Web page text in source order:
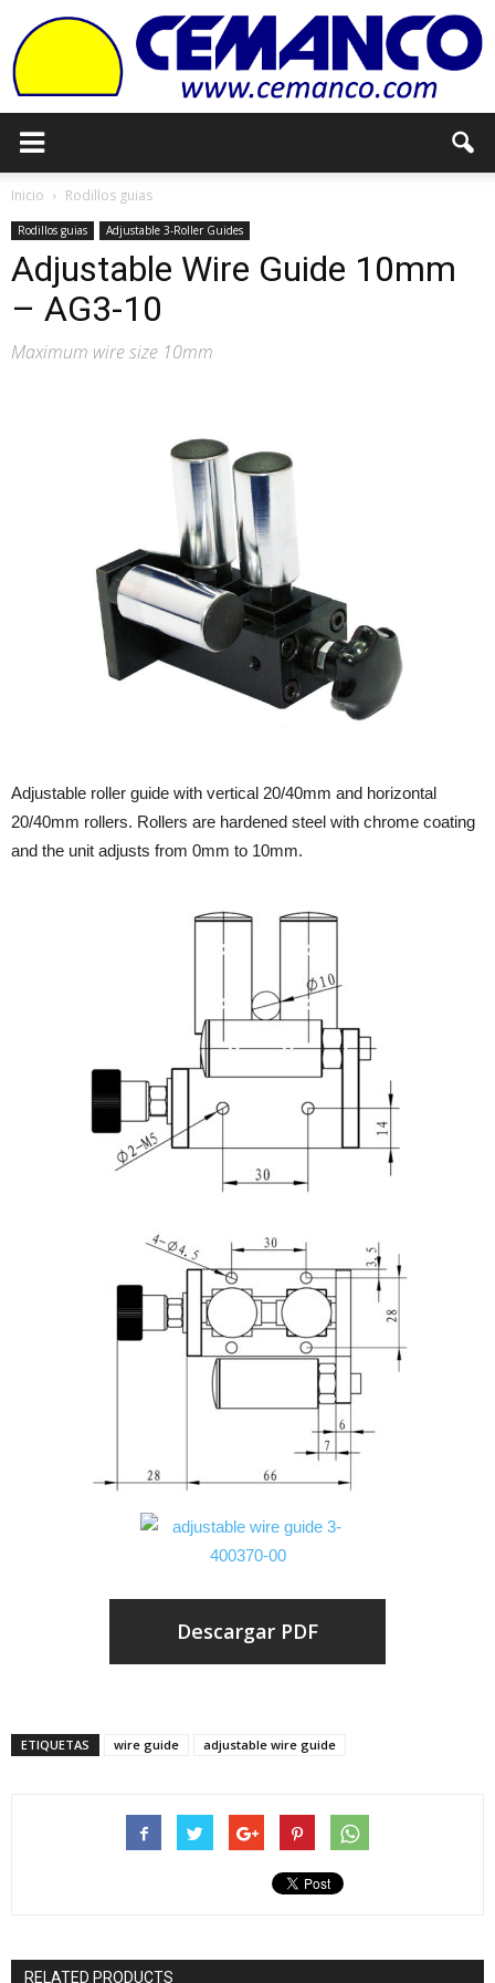
Inicio Rodillos guias
Rodillos guias Adjustable 3-Roller Guides
Adjustable Wire Guide 10mm
– AG3-10
Maximum wire size 10mm
Adjustable roller guide with vertical 20/40mm and horizontal
20/40mm rollers. Rollers are hardened steel with chrome coating
and the unit adjusts from 0mm to 10mm.
Descargar PDF
ETIQUETAS wire guide adjustable wire guide
RELATED PRODUCTS